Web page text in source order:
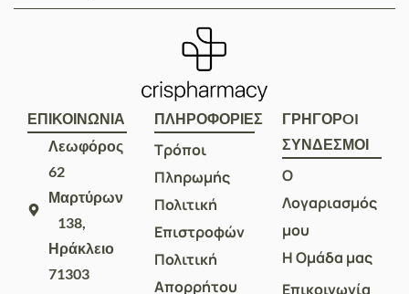
ΕΠΙΚΟΙΝΩΝΙΑ
Λεωφόρος
62
Μαρτύρων
138,
Ηράκλειο
71303
ΠΛΗΡΟΦΟΡΙΕΣ
Τρόποι
Πληρωμής
Πολιτική
Επιστροφών
Πολιτική
Απορρήτου
ΓΡΗΓΟΡOI
ΣΥΝΔΕΣΜΟΙ
Ο
Λογαριασμός
μου
Η Ομάδα μας
Επικοινωνία